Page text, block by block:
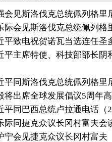
会见斯洛伐克总统佩列格里
际会见斯洛伐克总统佩列格
平致电祝贺诺瓦当选连任圣
平主席特使、科技部部长
平同斯洛伐克总统佩列格里
将出席全球发展倡议5周年
平同巴西总统卢拉通电话
际同捷克众议长冈村富夫会
宁会见捷克众议长冈村富夫